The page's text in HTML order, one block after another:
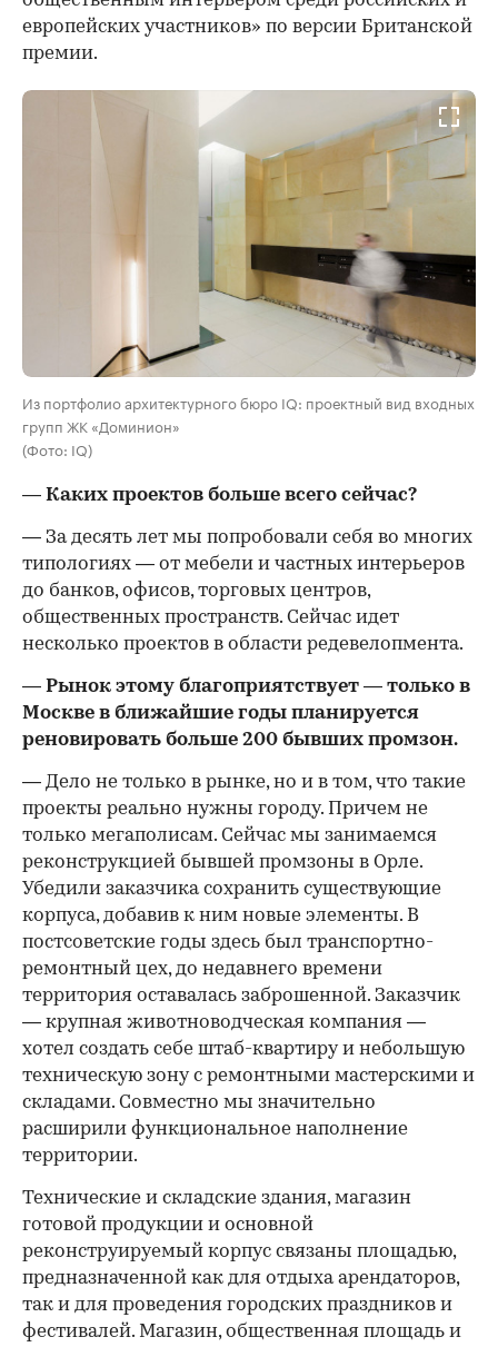
европейских участников» по версии Британской
премии.
Из портфолио архитектурного бюро IQ: проектный вид входных
групп ЖК «Доминион»
(Фото: IQ)
— Каких проектов больше всего сейчас?
— За десять лет мы попробовали себя во многих
типологиях — от мебели и частных интерьеров
до банков, офисов, торговых центров,
общественных пространств. Сейчас идет
несколько проектов в области редевелопмента.
— Рынок этому благоприятствует — только в
Москве в ближайшие годы планируется
реновировать больше 200 бывших промзон.
— Дело не только в рынке, но и в том, что такие
проекты реально нужны городу. Причем не
только мегаполисам. Сейчас мы занимаемся
реконструкцией бывшей промзоны в Орле.
Убедили заказчика сохранить существующие
корпуса, добавив к ним новые элементы. В
постсоветские годы здесь был транспортно-
ремонтный цех, до недавнего времени
территория оставалась заброшенной. Заказчик
— крупная животноводческая компания —
хотел создать себе штаб-квартиру и небольшую
техническую зону с ремонтными мастерскими и
складами. Совместно мы значительно
расширили функциональное наполнение
территории.
Технические и складские здания, магазин
готовой продукции и основной
реконструируемый корпус связаны площадью,
предназначенной как для отдыха арендаторов,
так и для проведения городских праздников и
фестивалей. Магазин, общественная площадь и